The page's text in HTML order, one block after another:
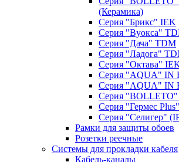
(Керамика)
Серия "Брикс" IEK
Серия "Вуокса"
Серия "Дача" TDM
Серия "Ладога"
Серия "Октава"
Серия "AQUA" IN
Серия "AQUA" IN
Серия
Серия "Гермес
Серия "Селигер"
Рамки для защиты обоев
Розетки реечные
Системы для прокладки кабеля
Кабель-каналы